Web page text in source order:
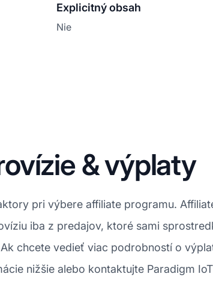
Explicitný obsah
Nie
& výplaty
pri výbere affiliate programu.
iba z predajov, ktoré sami
chcete vedieť viac podrobností o
nižšie alebo kontaktujte Paradigm